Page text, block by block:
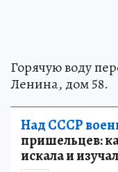
Горячую воду
Ленина, дом 58.
Над СССР
пришельцев:
искала и